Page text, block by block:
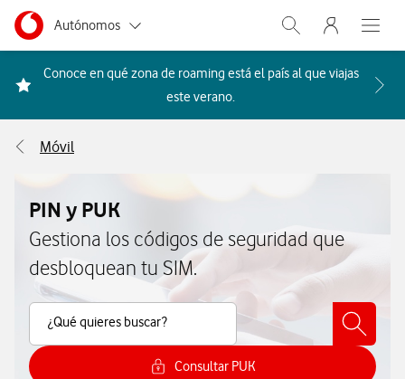
Ir a la pagina principal de vodafone.es
Menu navegación Segmento
Autónomos
Pymes
Abrir buscador.
Menu
Abre
Conoce en qué zona de roaming está el país al que viajas
este verano. Acceder a la FAQ Qué
Móvil
PIN y PUK
Gestiona los códigos de seguridad que
desbloquean tu SIM.
¿Qué quieres buscar?
Buscar Contenido
Consultar PUK